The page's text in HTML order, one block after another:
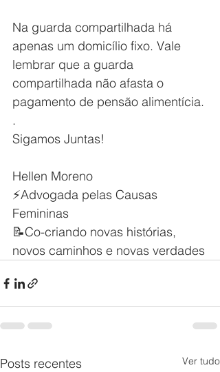
Na guarda compartilhada há
apenas um domicílio fixo. Vale
lembrar que a guarda
compartilhada não afasta o
pagamento de pensão alimentícia.
.
Sigamos Juntas!
Hellen Moreno
⚡Advogada pelas Causas
Femininas
📝Co-criando novas histórias,
novos caminhos e novas verdades
Posts recentes Ver tudo